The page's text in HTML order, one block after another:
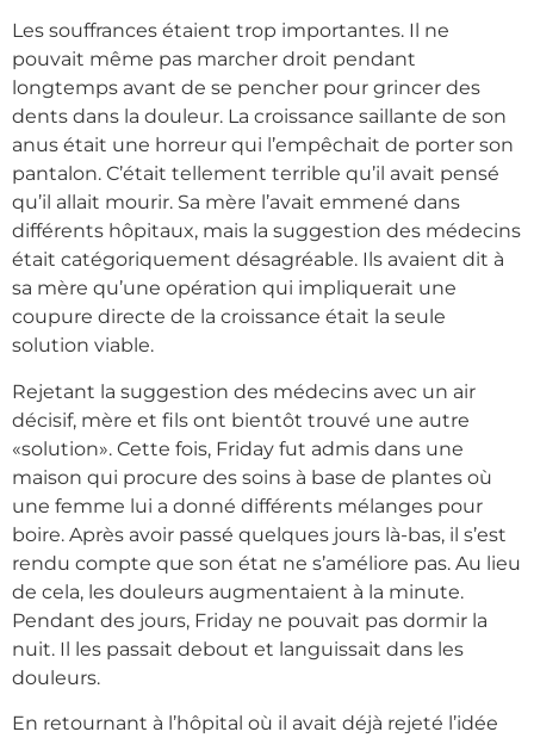
Les souffrances étaient trop importantes. Il ne
pouvait même pas marcher droit pendant
longtemps avant de se pencher pour grincer des
dents dans la douleur. La croissance saillante de son
anus était une horreur qui l’empêchait de porter son
pantalon. C’était tellement terrible qu’il avait pensé
qu’il allait mourir. Sa mère l’avait emmené dans
différents hôpitaux, mais la suggestion des médecins
était catégoriquement désagréable. Ils avaient dit à
sa mère qu’une opération qui impliquerait une
coupure directe de la croissance était la seule
solution viable.
Rejetant la suggestion des médecins avec un air
décisif, mère et fils ont bientôt trouvé une autre
«solution». Cette fois, Friday fut admis dans une
maison qui procure des soins à base de plantes où
une femme lui a donné différents mélanges pour
boire. Après avoir passé quelques jours là-bas, il s’est
rendu compte que son état ne s’améliore pas. Au lieu
de cela, les douleurs augmentaient à la minute.
Pendant des jours, Friday ne pouvait pas dormir la
nuit. Il les passait debout et languissait dans les
douleurs.
En retournant à l’hôpital où il avait déjà rejeté l’idée